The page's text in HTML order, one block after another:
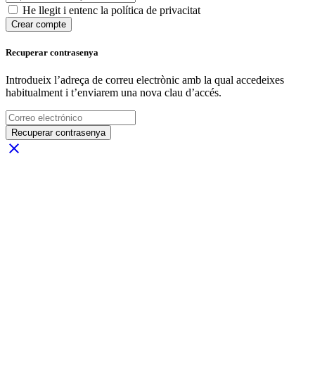
He llegit i entenc la política de privacitat
Crear compte
Recuperar contrasenya
Introdueix l’adreça de correu electrònic amb la qual accedeixes
habitualment i t’enviarem una nova clau d’accés.
Recuperar contrasenya
close